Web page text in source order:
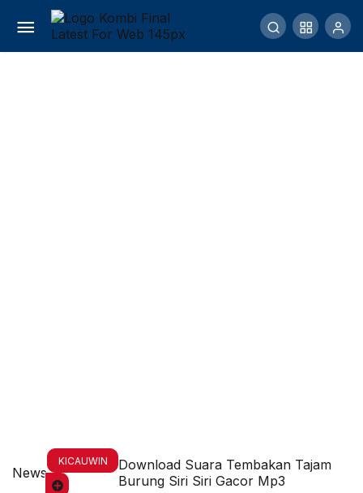
News
KICAUWIN
Download Suara Tembakan Tajam
Burung Siri Siri Gacor Mp3